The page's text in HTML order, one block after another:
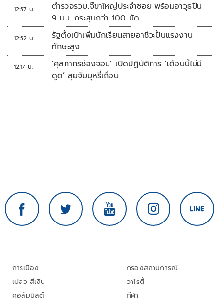
12:57 น.
ตำรวจรวบเจ๊ขาใหญ่ประจำซอย พร้อมอาวุธปืน
9 มม. กระสุนกว่า 100 นัด
12:52 น.
รัฐตั้งเป้าเพิ่มนักเรียนสายอาชีวะปั้นแรงงาน
ทักษะสูง
12:17 น.
‘ศุลกากรช่องจอม’ เปิดปฏิบัติการ ‘เดือนนี้ไม่มี
ดูด’ ลุยจับบุหรี่เถื่อน
การเมือง
เปลว สีเงิน
คอลัมนิสต์
กรองสถานการณ์
วาไรตี้
กีฬา